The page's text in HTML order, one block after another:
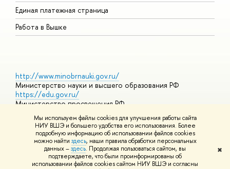
Мы используем файлы cookies для улучшения работы сайта
НИУ ВШЭ и большего удобства его использования. Более
подробную информацию об использовании файлов cookies
можно найти здесь, наши правила обработки персональных
данных –здесь. Продолжая пользоваться сайтом, вы
подтверждаете, что были проинформированы об
использовании файлов cookies сайтом НИУ ВШЭ и согласны
✖
Единая платежная страница
Работа в Вышке
http://www.minobrnauki.gov.ru/
Министерство науки и высшего образования РФ
https://edu.gov.ru/
Министерство просвещения РФ
https://elearning.hse.ru/mooc
Массовые открытые онлайн-курсы
© НИУ ВШЭ 1993–2026 Адреса и контактыУсловия
использования материалов Политика конфиденциальности